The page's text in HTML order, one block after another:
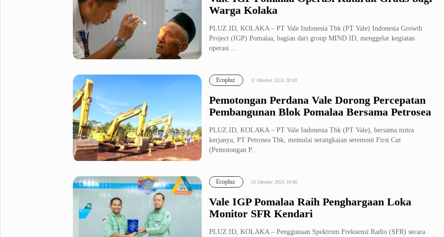
Infotainment
Parenting
Warga Kolaka
PLUZ.ID, KOLAKA – PT Vale Indonesia Tbk (PT Vale) Indonesia Growth
Project (IGP) Pomalaa, bagian dari group MIND ID, menggelar kegiatan
operasi ...
Pemotongan Perdana Vale Dorong Percepatan
Pembangunan Blok Pomalaa Bersama Petrosea
Ecopluz 11 Oktober 2024 20:00
PLUZ.ID, KOLAKA – PT Vale Indonesia Tbk (PT Vale), bersama mitra
kerjanya, PT Petrosea Tbk, memulai serangkaian seremoni First Cut
(Pemotongan P...
Vale IGP Pomalaa Raih Penghargaan Loka
Monitor SFR Kendari
Ecopluz 10 Oktober 2024 18:06
PLUZ.ID, KOLAKA – Penggunaan Spektrum Frekuensi Radio (SFR) secara